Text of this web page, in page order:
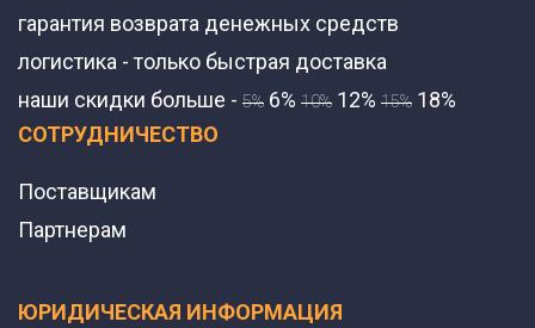
гарантия возврата денежных средств
логистика - только быстрая доставка
наши скидки больше - 5% 6% 10% 12% 15% 18%
СОТРУДНИЧЕСТВО
Поставщикам
Партнерам
ЮРИДИЧЕСКАЯ ИНФОРМАЦИЯ